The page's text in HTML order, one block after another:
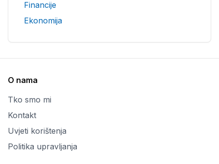
Financije
Ekonomija
O nama
Tko smo mi
Kontakt
Uvjeti korištenja
Politika upravljanja